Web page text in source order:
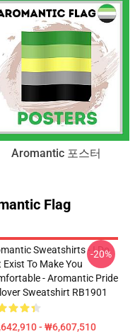
Aromantic 포스터
Flag
Sweatshirts - I Do
Exist To Make You
- Aromantic Pride
Sweatshirt RB1901
- ₩6,607,510
-20%